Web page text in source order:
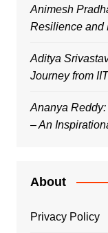
Animesh
Resilience and
Aditya
Journey from
Ananya
– An
About
Privacy Policy